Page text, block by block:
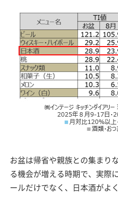
お盆は帰省や親族との集まり
る機会が増える時期で、実際
ールだけでなく、日本酒がよ